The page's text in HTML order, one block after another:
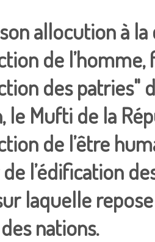
allocution à
de
des patries"
le Mufti de la
de l’être
l’édification
laquelle
nations.